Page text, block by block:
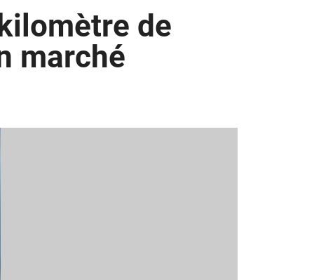
de
marché